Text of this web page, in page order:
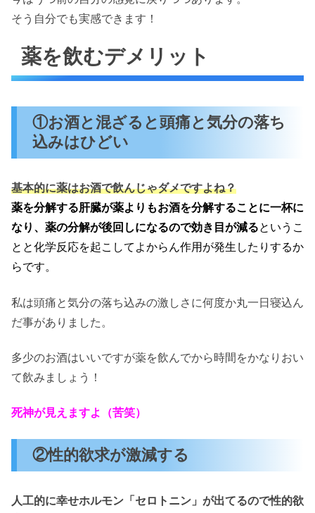
そう自分でも実感できます！
薬を飲むデメリット
①お酒と混ざると頭痛と気分の落ち
込みはひどい
基本的に薬はお酒で飲んじゃダメですよね？
薬を分解する肝臓が薬よりもお酒を分解することに一杯に
なり、薬の分解が後回しになるので効き目が減るというこ
とと化学反応を起こしてよからん作用が発生したりするか
らです。
私は頭痛と気分の落ち込みの激しさに何度か丸一日寝込ん
だ事がありました。
多少のお酒はいいですが薬を飲んでから時間をかなりおい
て飲みましょう！
死神が見えますよ（苦笑）
②性的欲求が激減する
人工的に幸せホルモン「セロトニン」が出てるので性的欲